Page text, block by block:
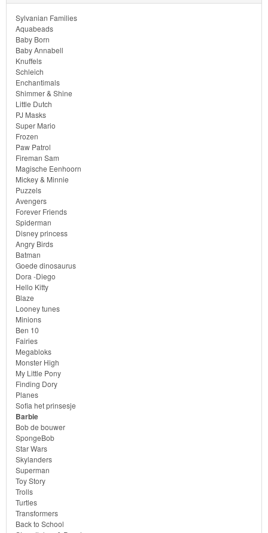
Monster
High
My
Little
Pony
Finding
Dory
Planes
Sofia
het
prinsesje
Barbie
Bob
de
bouwer
SpongeBob
Star
Wars
Skylanders
Superman
Toy
Story
Trolls
Sylvanian Families
Aquabeads
Baby Born
Baby Annabell
Knuffels
Schleich
Enchantimals
Shimmer & Shine
Little Dutch
PJ Masks
Super Mario
Frozen
Paw Patrol
Fireman Sam
Magische Eenhoorn
Mickey & Minnie
Puzzels
Avengers
Forever Friends
Spiderman
Disney princess
Angry Birds
Batman
Goede dinosaurus
Dora -Diego
Hello Kitty
Blaze
Looney tunes
Minions
Ben 10
Fairies
Megabloks
Monster High
My Little Pony
Finding Dory
Planes
Sofia het prinsesje
Barbie
Bob de bouwer
SpongeBob
Star Wars
Skylanders
Superman
Toy Story
Trolls
Turtles
Transformers
Back to School